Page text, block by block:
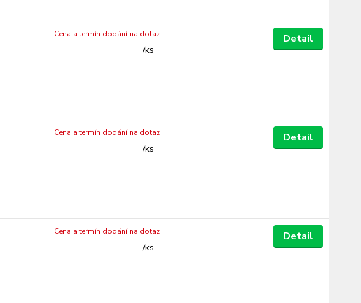
/ks
Cena a termín dodání na dotaz Detail
/ks
Cena a termín dodání na dotaz Detail
/ks
Cena a termín dodání na dotaz Detail